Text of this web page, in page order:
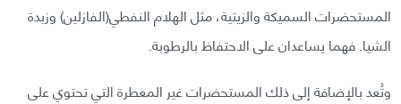
المستحضرات السميكة والزيتية، مثل الهلام النفطي(الفازلين) وزبدة
الشيا. فهما يساعدان على الاحتفاظ بالرطوبة.
وتُعد بالإضافة إلى ذلك المستحضرات غير المعطرة التي تحتوي على